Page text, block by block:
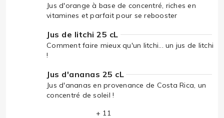
Jus d'orange à base de concentré, riches en
vitamines et parfait pour se rebooster
Jus de litchi 25 cL
Comment faire mieux qu'un litchi... un jus de litchi
!
Jus d'ananas 25 cL
Jus d'ananas en provenance de Costa Rica, un
concentré de soleil !
+ 11